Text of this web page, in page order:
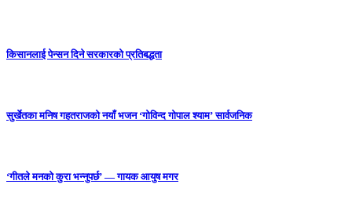
किसानलाई पेन्सन दिने सरकारको प्रतिबद्धता
सुर्खेतका मनिष गहतराजको नयाँ भजन ‘गोविन्द गोपाल श्याम’ सार्वजनिक
‘गीतले मनको कुरा भन्नुपर्छ’ — गायक आयुष मगर